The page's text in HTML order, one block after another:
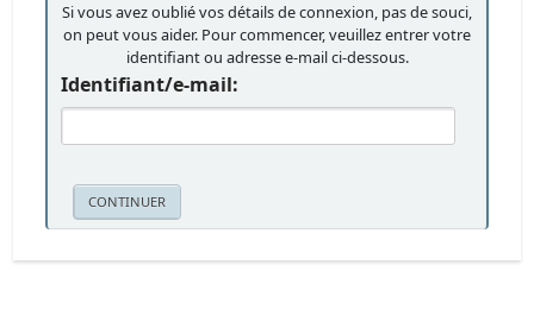
Si vous avez oublié vos détails de connexion, pas de souci,
on peut vous aider. Pour commencer, veuillez entrer votre
identifiant ou adresse e-mail ci-dessous.
Identifiant/e-mail: